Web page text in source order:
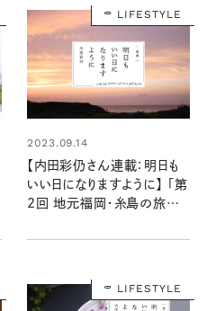
LIFESTYLE
2023.09.14
【内田彩仍さん連載：明日も
いい日になりますように】 「第
2回 地元福岡・糸島の旅をし
LIFESTYLE